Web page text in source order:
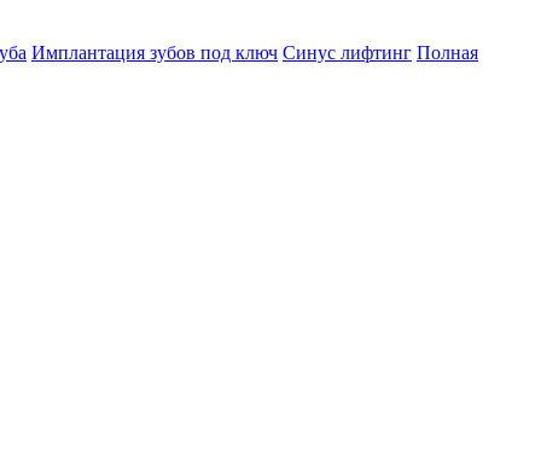
Имплантация зубов под ключ Синус лифтинг Полная